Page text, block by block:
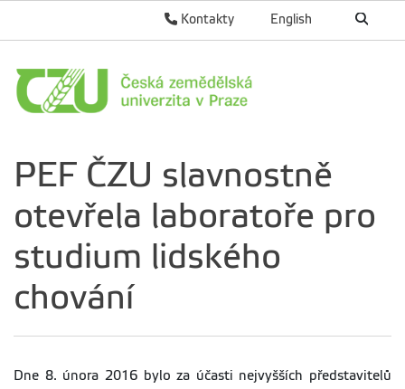
English
Kontakty
PEF ČZU slavnostně
otevřela laboratoře pro
studium lidského
chování
Dne 8. února 2016 bylo za účasti nejvyšších představitelů